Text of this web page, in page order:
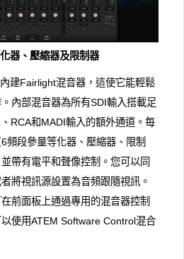
器、壓縮器及限制器
建Fairlight混音器，這使它能輕鬆
內部混音器為所有SDI輸入搭載足
RCA和MADI輸入的額外通道。每
頻段參量等化器、壓縮器、限制
帶有電平和聲像控制。您可以同
將視訊源設置為音頻跟隨視訊。
前面板上通過專用的混音器控制
使用ATEM Software Control混合